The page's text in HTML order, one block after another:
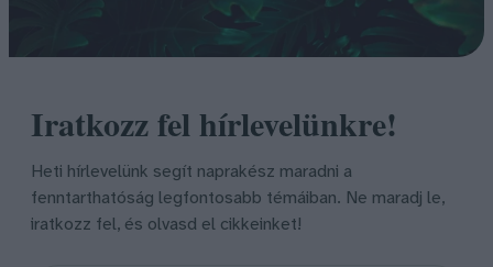
Iratkozz fel hírlevelünkre!
Heti hírlevelünk segít naprakész maradni a
fenntarthatóság legfontosabb témáiban. Ne maradj le,
iratkozz fel, és olvasd el cikkeinket!